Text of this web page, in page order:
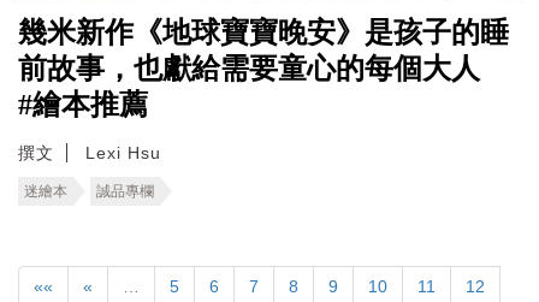
幾米新作《地球寶寶晚安》是孩子的睡
前故事，也獻給需要童心的每個大人
#繪本推薦
撰文 Lexi Hsu
迷繪本 誠品專欄
«« « 5 6 7 8 9 10 11 12